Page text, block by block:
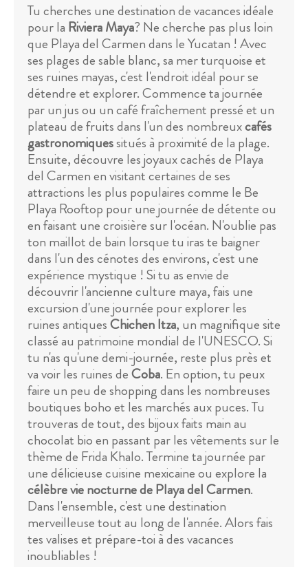
Tu cherches une destination de vacances idéale
pour la Riviera Maya? Ne cherche pas plus loin
que Playa del Carmen dans le Yucatan ! Avec
ses plages de sable blanc, sa mer turquoise et
ses ruines mayas, c'est l'endroit idéal pour se
détendre et explorer. Commence ta journée
par un jus ou un café fraîchement pressé et un
plateau de fruits dans l'un des nombreuxcafés
gastronomiquessitués à proximité de la plage.
Ensuite, découvre les joyaux cachés de Playa
del Carmen en visitant certaines de ses
attractions les plus populaires comme le Be
Playa Rooftop pour une journée de détente ou
en faisant une croisière sur l'océan. N'oublie pas
ton maillot de bain lorsque tu iras te baigner
dans l'un des cénotes des environs, c'est une
expérience mystique ! Si tu as envie de
découvrir l'ancienne culture maya, fais une
excursion d'une journée pour explorer les
ruines antiquesChichen Itza, un magnifique site
classé au patrimoine mondial de l'UNESCO. Si
tu n'as qu'une demi-journée, reste plus près et
va voir les ruines deCoba. En option, tu peux
faire un peu de shopping dans les nombreuses
boutiques boho et les marchés aux puces. Tu
trouveras de tout, des bijoux faits main au
chocolat bio en passant par les vêtements sur le
thème de Frida Khalo. Termine ta journée par
une délicieuse cuisine mexicaine ou explore la
célèbre vie nocturne de Playa del Carmen.
Dans l'ensemble, c'est une destination
merveilleuse tout au long de l'année. Alors fais
tes valises et prépare-toi à des vacances
inoubliables !